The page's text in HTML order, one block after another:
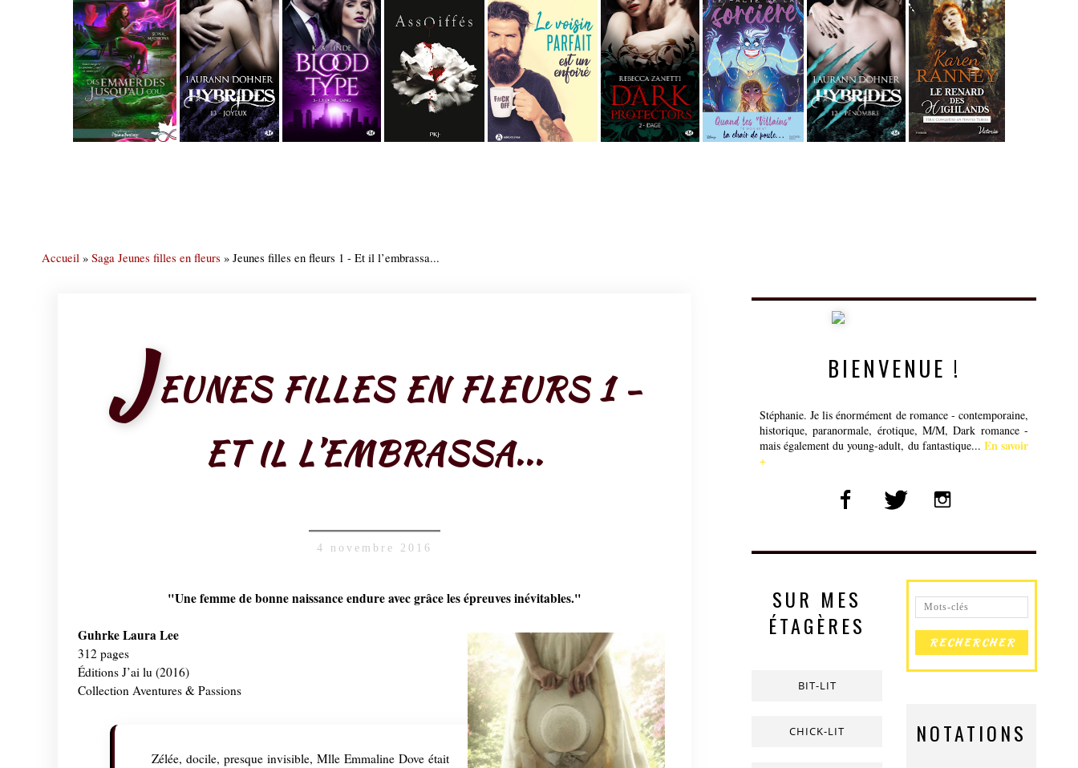
Accueil » Saga Jeunes filles en fleurs » Jeunes filles en fleurs 1 - Et il l’embrassa...
JEUNES FILLES EN FLEURS 1 -
ET IL L’EMBRASSA...
4 novembre 2016
"Une femme de bonne naissance endure avec grâce les épreuves inévitables."
Guhrke Laura Lee
312 pages
Éditions J’ai lu (2016)
Collection Aventures & Passions
Zélée, docile, presque invisible, Mlle Emmaline Dove était
BIENVENUE !
Stéphanie. Je lis énormément de romance - contemporaine,
historique, paranormale, érotique, M/M, Dark romance -
mais également du young-adult, du fantastique... En savoir
+
SUR MES
ÉTAGÈRES
BIT-LIT
CHICK-LIT NOTATIONS